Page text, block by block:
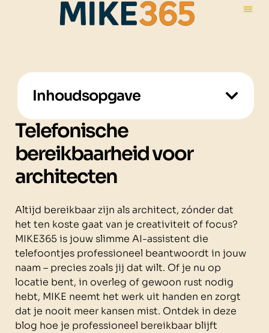
Telefonische
bereikbaarheid voor
architecten
Altijd bereikbaar zijn als architect, zónder dat
het ten koste gaat van je creativiteit of focus?
MIKE365 is jouw slimme AI-assistent die
telefoontjes professioneel beantwoordt in jouw
naam – precies zoals jij dat wilt. Of je nu op
locatie bent, in overleg of gewoon rust nodig
hebt, MIKE neemt het werk uit handen en zorgt
dat je nooit meer kansen mist. Ontdek in deze
blog hoe je professioneel bereikbaar blijft
Inhoudsopgave